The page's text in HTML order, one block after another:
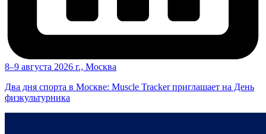
8–9 августа 2026 г., Москва
Два дня спорта в Москве: Muscle Tracker приглашает на День
физкультурника